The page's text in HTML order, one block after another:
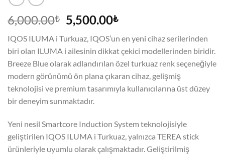
6,000.00₺ Orijinal
fiyat:
6,000.00₺.
5,500.00₺Şu
fiyat:
5,500.00₺.
IQOS ILUMA i Turkuaz, IQOS’un en yeni cihaz serilerinden
biri olan ILUMA i ailesinin dikkat çekici modellerinden biridir.
Breeze Blue olarak adlandırılan özel turkuaz renk seçeneğiyle
modern görünümü ön plana çıkaran cihaz, gelişmiş
teknolojisi ve premium tasarımıyla kullanıcılarına üst düzey
bir deneyim sunmaktadır.
Yeni nesil Smartcore Induction System teknolojisiyle
geliştirilen IQOS ILUMA i Turkuaz, yalnızca TEREA stick
ürünleriyle uyumlu olarak çalışmaktadır. Geliştirilmiş